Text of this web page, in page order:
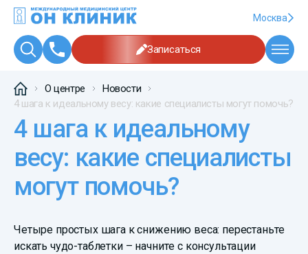
Москва
Записаться
О центре
Новости
4 шага к идеальному весу: какие специалисты могут помочь?
4 шага к идеальному
весу: какие специалисты
могут помочь?
Четыре простых шага к снижению веса: перестаньте
искать чудо-таблетки – начните с консультации